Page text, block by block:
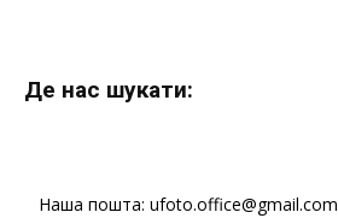
Де нас шукати:
Наша пошта: ufoto.office@gmail.com